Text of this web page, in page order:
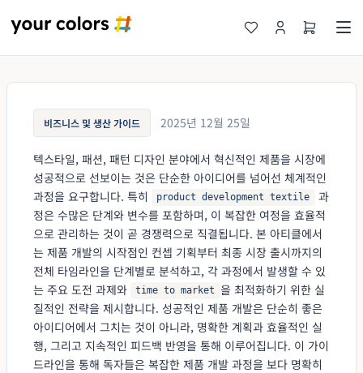
비즈니스 및 생산 가이드 2025년 12월 25일
텍스타일, 패션, 패턴 디자인 분야에서 혁신적인 제품을 시장에
성공적으로 선보이는 것은 단순한 아이디어를 넘어선 체계적인
과정을 요구합니다. 특히
product development textile
과
정은 수많은 단계와 변수를 포함하며, 이 복잡한 여정을 효율적
으로 관리하는 것이 곧 경쟁력으로 직결됩니다. 본 아티클에서
는 제품 개발의 시작점인 컨셉 기획부터 최종 시장 출시까지의
전체 타임라인을 단계별로 분석하고, 각 과정에서 발생할 수 있
는 주요 도전 과제와
time to market 을 최적화하기 위한 실
질적인 전략을 제시합니다. 성공적인 제품 개발은 단순히 좋은
아이디어에서 그치는 것이 아니라, 명확한 계획과 효율적인 실
행, 그리고 지속적인 피드백 반영을 통해 이루어집니다. 이 가이
드라인을 통해 독자들은 복잡한 제품 개발 과정을 보다 명확히